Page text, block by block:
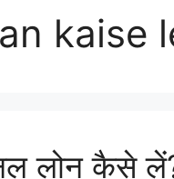
kaise
लोन कैसे